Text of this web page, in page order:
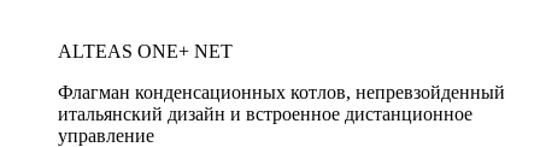
ALTEAS ONE+ NET
Флагман конденсационных котлов, непревзойденный
итальянский дизайн и встроенное дистанционное
управление